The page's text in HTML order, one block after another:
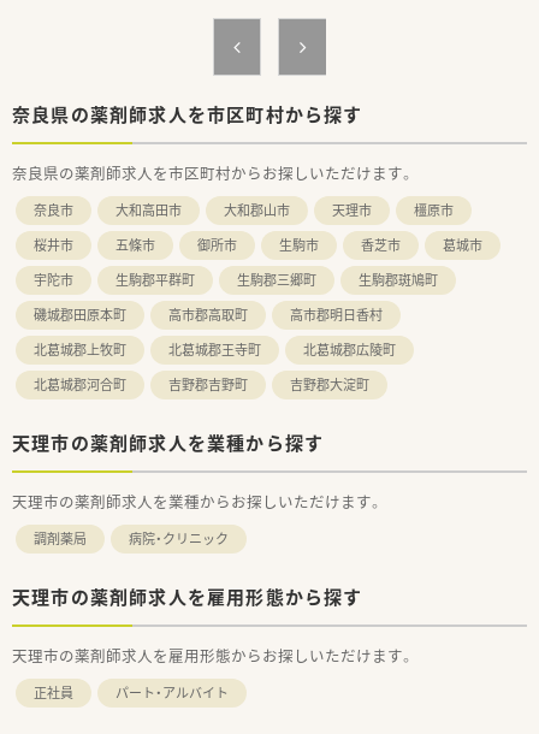
奈良県の薬剤師求人を市区町村から探す
奈良県の薬剤師求人を市区町村からお探しいただけます。
奈良市 大和高田市 大和郡山市 天理市
橿原市
桜井市
五條市 御所市 生駒市 香芝市
葛城市
宇陀市
生駒郡平群町 生駒郡三郷町
生駒郡斑鳩町
磯城郡田原本町
高市郡高取町
高市郡明日香村
北葛城郡上牧町
北葛城郡王寺町
北葛城郡広陵町
北葛城郡河合町
吉野郡吉野町 吉野郡大淀町
天理市の薬剤師求人を業種から探す
天理市の薬剤師求人を業種からお探しいただけます。
調剤薬局 病院・クリニック
天理市の薬剤師求人を雇用形態から探す
天理市の薬剤師求人を雇用形態からお探しいただけます。
正社員 パート・アルバイト